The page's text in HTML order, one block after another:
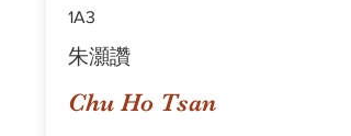
1A3
朱灝讚
Chu Ho Tsan